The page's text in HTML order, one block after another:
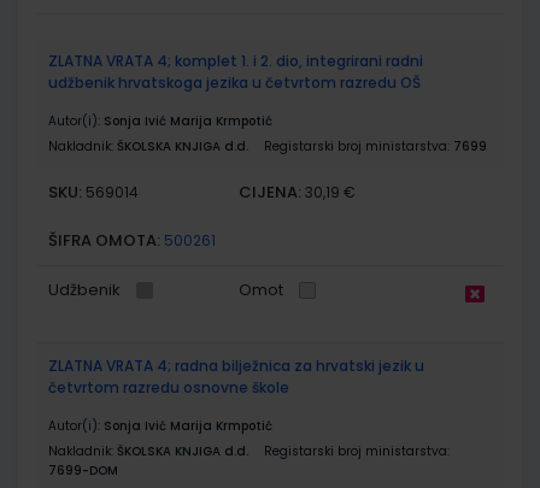
proizvodi
ZLATNA VRATA 4; komplet 1. i 2. dio, integrirani radni
udžbenik hrvatskoga jezika u četvrtom razredu OŠ
Autor(i): Sonja Ivić Marija Krmpotić
Nakladnik: ŠKOLSKA KNJIGA d.d. Registarski broj ministarstva: 7699
SKU: 569014 CIJENA: 30,19 €
ŠIFRA OMOTA: 500261
Udžbenik Omot
ZLATNA VRATA 4; radna bilježnica za hrvatski jezik u
četvrtom razredu osnovne škole
Autor(i): Sonja Ivić Marija Krmpotić
Nakladnik: ŠKOLSKA KNJIGA d.d.
Registarski broj ministarstva:
7699-DOM